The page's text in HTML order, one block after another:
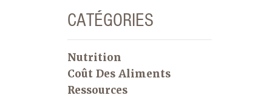
CATÉGORIES
Nutrition
Coût Des Aliments
Ressources